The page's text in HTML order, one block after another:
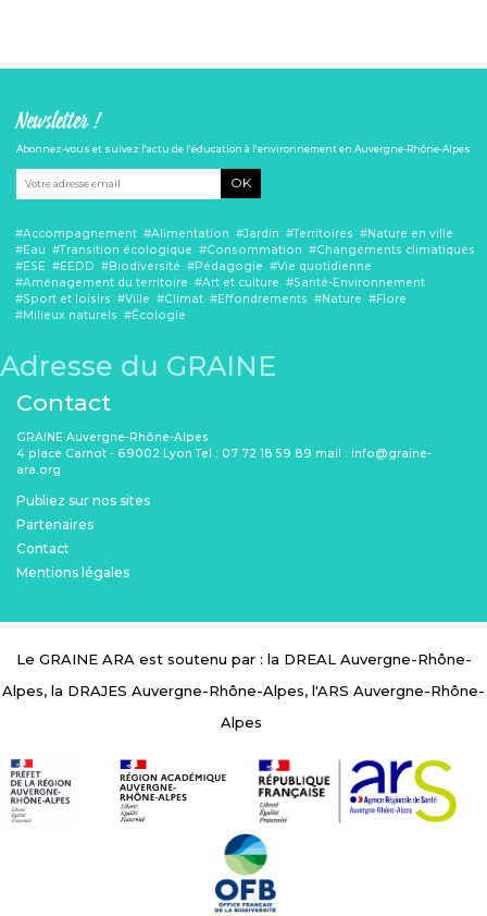
Newsletter !
Abonnez-vous et suivez l'actu de l'éducation à l'environnement en Auvergne-Rhône-Alpes
OK
Accompagnement Alimentation Jardin Territoires
Nature en ville
Eau
Transition écologique Consommation
Changements climatiques
ESE
EEDD Biodiversité Pédagogie
Vie quotidienne
Aménagement du territoire
Art et culture
Santé-Environnement
Sport et loisirs
Ville Climat Effondrements Nature
Flore
Milieux naturels
Écologie
Adresse du GRAINE
Contact
GRAINE Auvergne-Rhône-Alpes
4 place Carnot - 69002 Lyon Tel : 07 72 18 59 89 mail : info@graine-
ara.org
Menu Pied de page
Publiez sur nos sites
Partenaires
Contact
Mentions légales
Le GRAINE ARA est soutenu par : la DREAL Auvergne-Rhône-
Alpes, la DRAJES Auvergne-Rhône-Alpes, l'ARS Auvergne-Rhône-
Alpes